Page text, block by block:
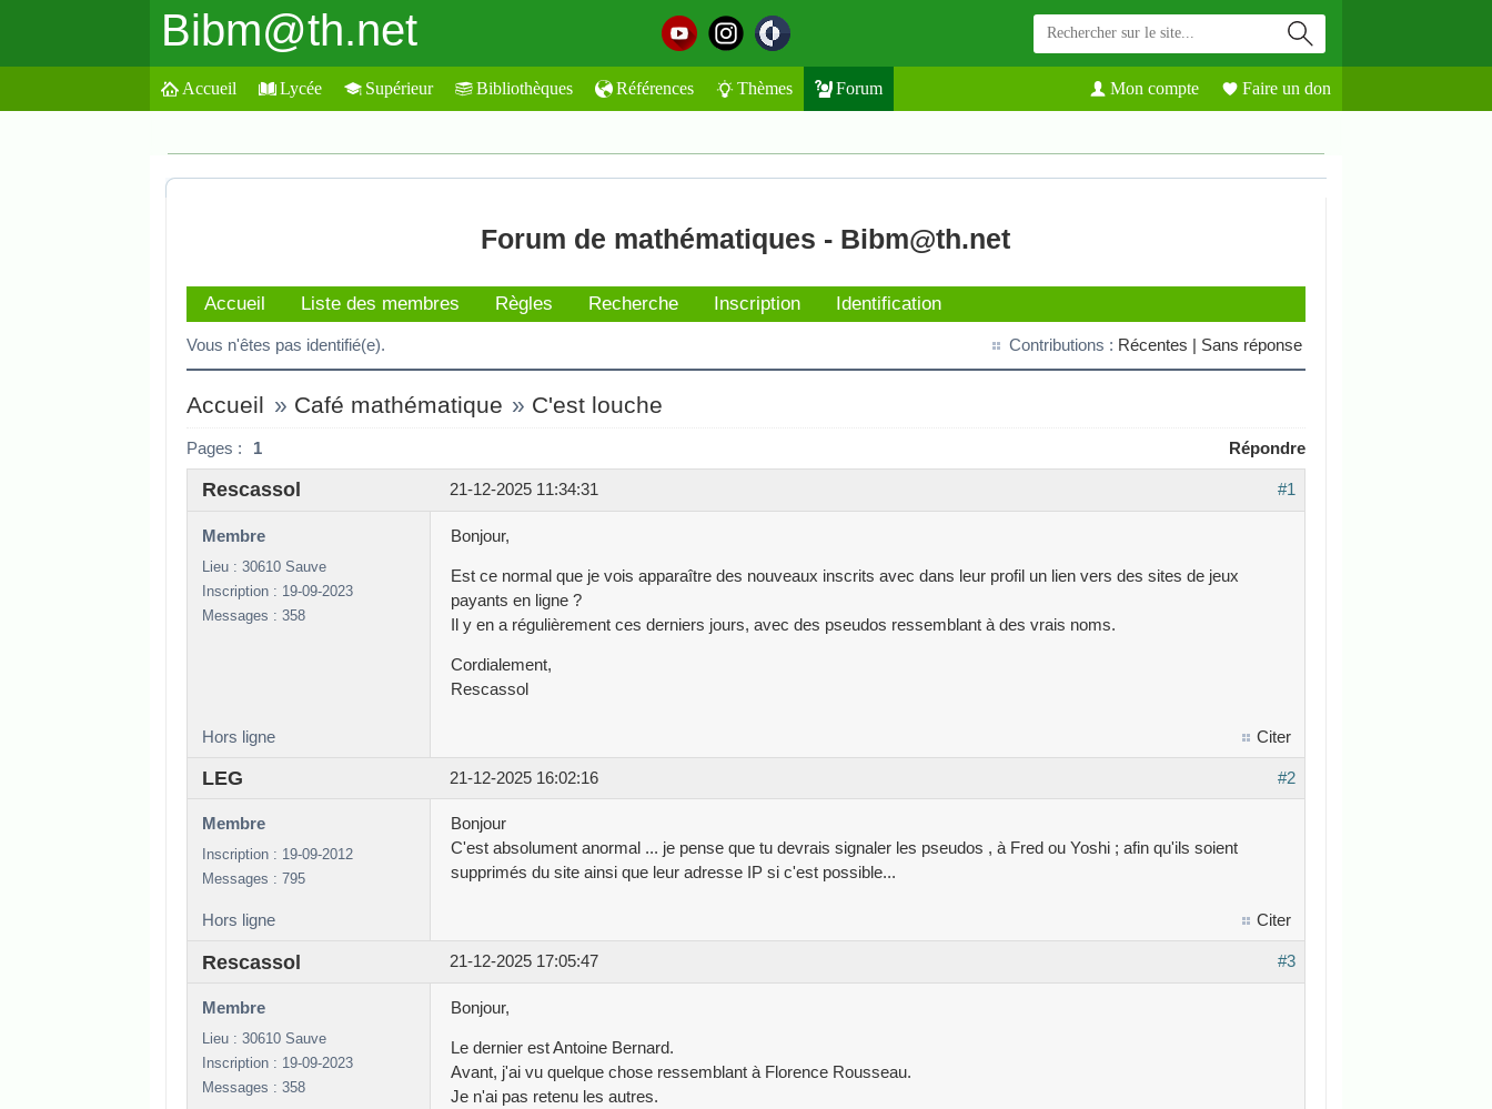
Bibm@th.net
Accueil Lycée Supérieur Bibliothèques Références Thèmes Forum Mon compte Faire un don
Forum de mathématiques - Bibm@th.net
Accueil Liste des membres Règles Recherche Inscription Identification
Vous n'êtes pas identifié(e). Contributions : Récentes | Sans réponse
Accueil » Café mathématique » C'est louche
Pages : 1 Répondre
#1
21-12-2025 11:34:31
Rescassol
Membre
Lieu : 30610 Sauve
Inscription : 19-09-2023
Messages : 358
Bonjour,
Est ce normal que je vois apparaître des nouveaux inscrits avec dans leur profil un lien vers des sites de jeux
payants en ligne ?
Il y en a régulièrement ces derniers jours, avec des pseudos ressemblant à des vrais noms.
Cordialement,
Rescassol
Hors ligne Citer
#2
21-12-2025 16:02:16
LEG
Membre
Inscription : 19-09-2012
Messages : 795
Bonjour
C'est absolument anormal ... je pense que tu devrais signaler les pseudos , à Fred ou Yoshi ; afin qu'ils soient
supprimés du site ainsi que leur adresse IP si c'est possible...
Hors ligne Citer
#3
21-12-2025 17:05:47
Rescassol
Membre
Lieu : 30610 Sauve
Inscription : 19-09-2023
Messages : 358
Bonjour,
Le dernier est Antoine Bernard.
Avant, j'ai vu quelque chose ressemblant à Florence Rousseau.
Je n'ai pas retenu les autres.